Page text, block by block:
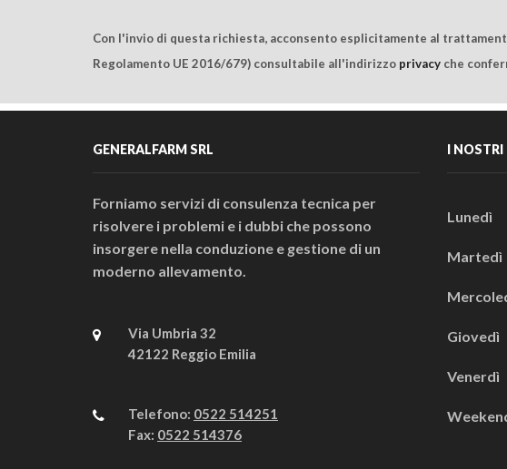
Con l'invio di questa richiesta, acconsento esplicitamente al
Regolamento UE 2016/679) consultabile all'indirizzo privacy che
GENERALFARM SRL
Forniamo servizi di consulenza tecnica per
risolvere i problemi e i dubbi che possono
insorgere nella conduzione e gestione di un
moderno allevamento.
Via Umbria 32
42122 Reggio Emilia
Telefono: 0522 514251
Fax: 0522 514376
I NOSTRI
Lunedì
Martedì
Giovedì
Venerdì